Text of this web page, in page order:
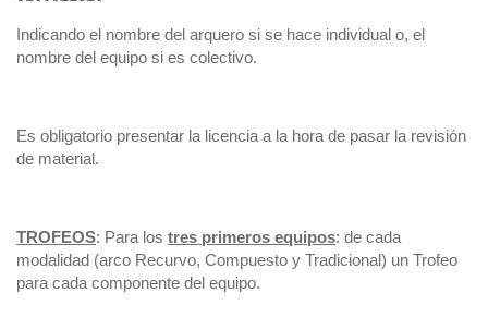
Indicando el nombre del arquero si se hace individual o, el
nombre del equipo si es colectivo.
Es obligatorio presentar la licencia a la hora de pasar la revisión
de material.
TROFEOS: Para los tres primeros equipos: de cada
modalidad (arco Recurvo, Compuesto y Tradicional) un Trofeo
para cada componente del equipo.